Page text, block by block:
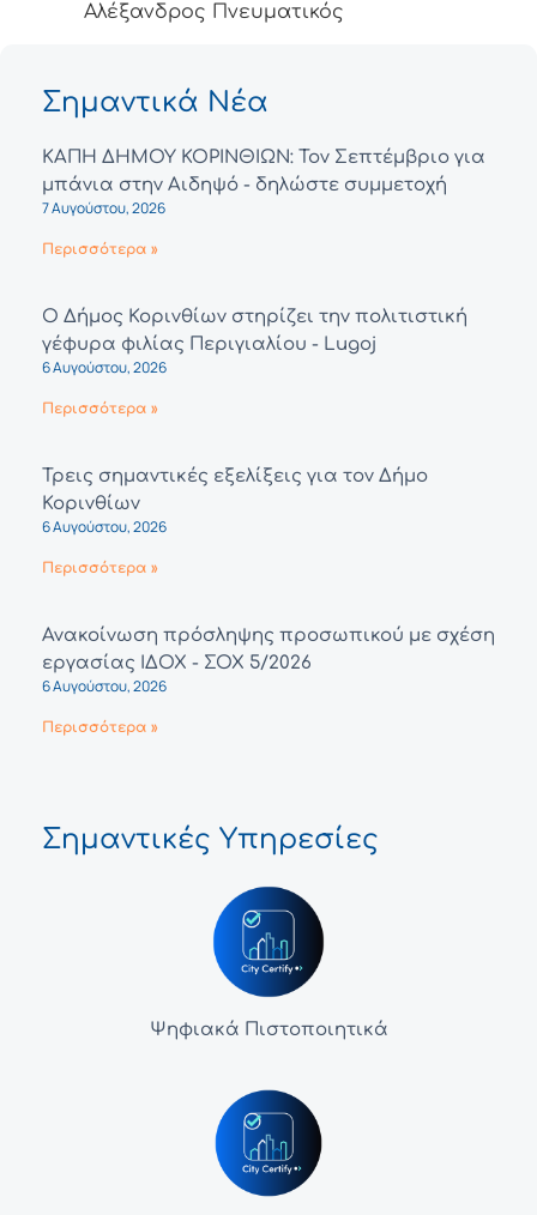
Αλέξανδρος Πνευματικός
Σημαντικά Νέα
ΚΑΠΗ ΔΗΜΟΥ ΚΟΡΙΝΘΙΩΝ: Τον Σεπτέμβριο για
μπάνια στην Αιδηψό - δηλώστε συμμετοχή
7 Αυγούστου, 2026
Περισσότερα »
Ο Δήμος Κορινθίων στηρίζει την πολιτιστική
γέφυρα φιλίας Περιγιαλίου - Lugoj
6 Αυγούστου, 2026
Περισσότερα »
Τρεις σημαντικές εξελίξεις για τον Δήμο
Κορινθίων
6 Αυγούστου, 2026
Περισσότερα »
Ανακοίνωση πρόσληψης προσωπικού με σχέση
εργασίας ΙΔΟΧ - ΣΟΧ 5/2026
6 Αυγούστου, 2026
Περισσότερα »
Σημαντικές Υπηρεσίες
Ψηφιακά Πιστοποιητικά